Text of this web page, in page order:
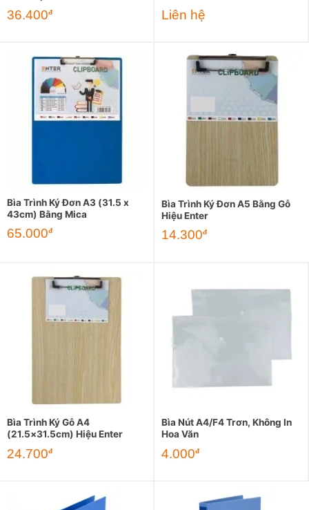
36.400đ Liên hệ
Bìa Trình Ký Đơn A3 (31.5 x
43cm) Bằng Mica
65.000đ
Bìa Trình Ký Đơn A5 Bằng Gỗ
Hiệu Enter
14.300đ
Bìa Trình Ký Gỗ A4
(21.5×31.5cm) Hiệu Enter
24.700đ
Bìa Nút A4/F4 Trơn, Không In
Hoa Văn
4.000đ